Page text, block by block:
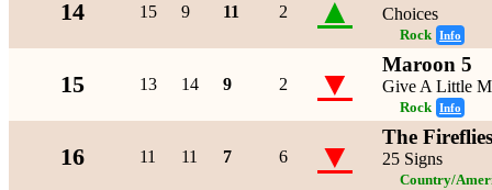
14 15 9 11 2 ▲ Choices
Rock Info
15 13 14 9 2 ▼ Maroon 5
Give A Little
Rock Info
16 11 11 7 6 ▼ The Fireflies
25 Signs
Country/